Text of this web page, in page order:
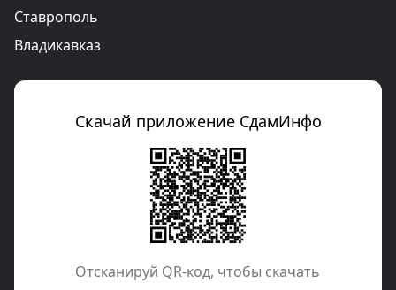
Ставрополь
Владикавказ
Скачай приложение СдамИнфо
Отcканируй QR-код, чтобы скачать